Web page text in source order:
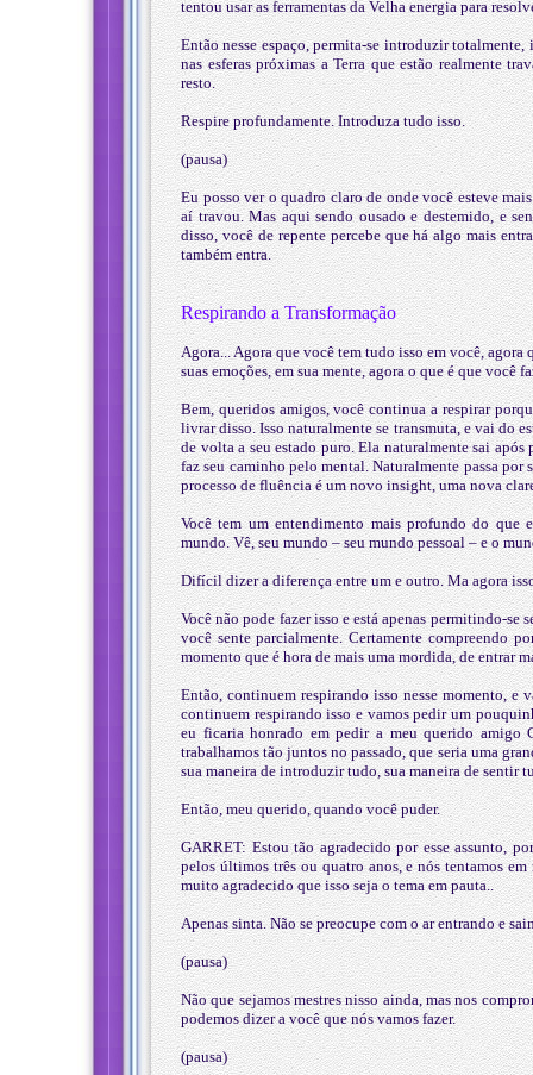
tentou usar as ferramentas da Velha energia para
Então nesse espaço, permita-se introduzir
nas esferas próximas a Terra que estão realmente
resto.
Respire profundamente. Introduza tudo isso.
(pausa)
Eu posso ver o quadro claro de onde você esteve
aí travou. Mas aqui sendo ousado e destemido, e
disso, você de repente percebe que há algo mais
também entra.
Respirando a Transformação
Agora... Agora que você tem tudo isso em você, agora
suas emoções, em sua mente, agora o que é que você
Bem, queridos amigos, você continua a respirar
livrar disso. Isso naturalmente se transmuta, e vai do
de volta a seu estado puro. Ela naturalmente sai
faz seu caminho pelo mental. Naturalmente passa por
processo de fluência é um novo insight, uma nova
Você tem um entendimento mais profundo do que
mundo. Vê, seu mundo – seu mundo pessoal – e o
Difícil dizer a diferença entre um e outro. Ma agora
Você não pode fazer isso e está apenas permitindo-
você sente parcialmente. Certamente compreendo
momento que é hora de mais uma mordida, de entrar
Então, continuem respirando isso nesse momento, e
continuem respirando isso e vamos pedir um
eu ficaria honrado em pedir a meu querido amigo
trabalhamos tão juntos no passado, que seria uma
sua maneira de introduzir tudo, sua maneira de sentir
Então, meu querido, quando você puder.
GARRET: Estou tão agradecido por esse assunto,
pelos últimos três ou quatro anos, e nós tentamos
muito agradecido que isso seja o tema em pauta..
Apenas sinta. Não se preocupe com o ar entrando e
(pausa)
Não que sejamos mestres nisso ainda, mas nos
podemos dizer a você que nós vamos fazer.
(pausa)